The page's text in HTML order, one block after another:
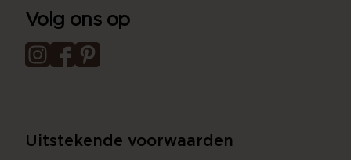
Volg ons op
Uitstekende voorwaarden